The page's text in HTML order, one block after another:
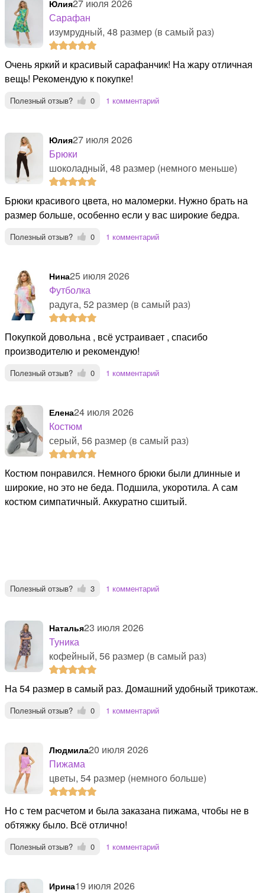
Юлия27 июля 2026
Сарафан
изумрудный, 48 размер (в самый раз)
Очень яркий и красивый сарафанчик! На жару отличная
вещь! Рекомендую к покупке!
Полезный отзыв? 0 1 комментарий
Юлия27 июля 2026
Брюки
шоколадный, 48 размер (немного меньше)
Брюки красивого цвета, но маломерки. Нужно брать на
размер больше, особенно если у вас широкие бедра.
Полезный отзыв? 0 1 комментарий
Нина25 июля 2026
Футболка
радуга, 52 размер (в самый раз)
Покупкой довольна , всё устраивает , спасибо
производителю и рекомендую!
Полезный отзыв? 0 1 комментарий
Елена24 июля 2026
Костюм
серый, 56 размер (в самый раз)
Костюм понравился. Немного брюки были длинные и
широкие, но это не беда. Подшила, укоротила. А сам
костюм симпатичный. Аккуратно сшитый.
Полезный отзыв? 3 1 комментарий
Наталья23 июля 2026
Туника
кофейный, 56 размер (в самый раз)
На 54 размер в самый раз. Домашний удобный трикотаж.
Полезный отзыв? 0 1 комментарий
Людмила20 июля 2026
Пижама
цветы, 54 размер (немного больше)
Но с тем расчетом и была заказана пижама, чтобы не в
обтяжку было. Всё отлично!
Полезный отзыв? 0 1 комментарий
Ирина19 июля 2026